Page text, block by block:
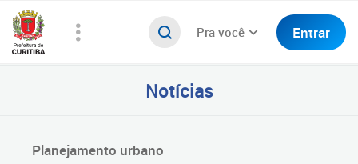
Pra você Entrar
Notícias
Planejamento urbano